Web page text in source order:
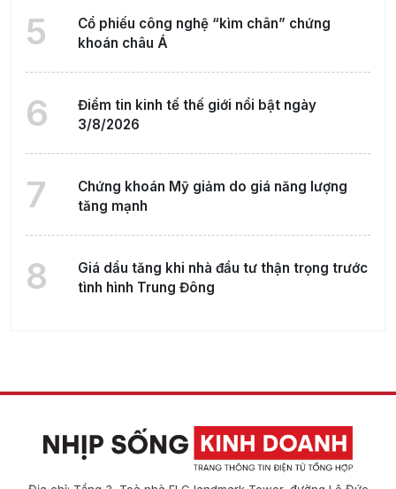
5
Cổ phiếu công nghệ “kìm chân” chứng
khoán châu Á
6
Điểm tin kinh tế thế giới nổi bật ngày
3/8/2026
7
Chứng khoán Mỹ giảm do giá năng lượng
tăng mạnh
8
Giá dầu tăng khi nhà đầu tư thận trọng trước
tình hình Trung Đông